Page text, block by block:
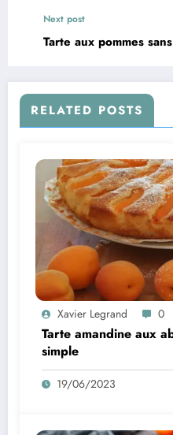
Next post
Tarte aux pommes
RELATED POSTS
Xavier Legrand 0
Tarte amandine aux
simple
19/06/2023